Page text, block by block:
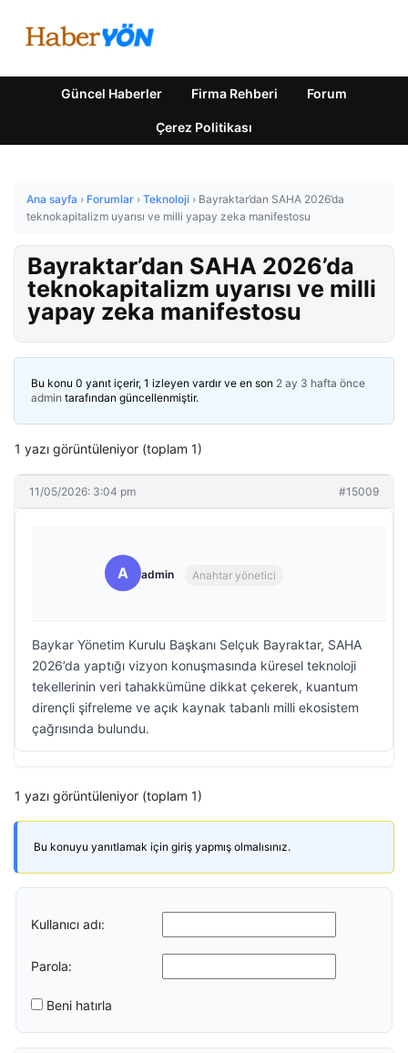
Güncel Haberler Firma Rehberi Forum
Çerez Politikası
Ana sayfa › Forumlar › Teknoloji › Bayraktar’dan SAHA 2026’da
teknokapitalizm uyarısı ve milli yapay zeka manifestosu
Bayraktar’dan SAHA 2026’da
teknokapitalizm uyarısı ve milli
yapay zeka manifestosu
Bu konu 0 yanıt içerir, 1 izleyen vardır ve en son 2 ay 3 hafta önce
admin tarafından güncellenmiştir.
1 yazı görüntüleniyor (toplam 1)
11/05/2026: 3:04 pm #15009
A admin Anahtar yönetici
Baykar Yönetim Kurulu Başkanı Selçuk Bayraktar, SAHA
2026’da yaptığı vizyon konuşmasında küresel teknoloji
tekellerinin veri tahakkümüne dikkat çekerek, kuantum
dirençli şifreleme ve açık kaynak tabanlı milli ekosistem
çağrısında bulundu.
1 yazı görüntüleniyor (toplam 1)
Bu konuyu yanıtlamak için giriş yapmış olmalısınız.
Kullanıcı adı:
Parola:
Beni hatırla